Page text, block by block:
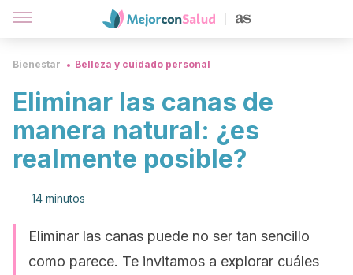
Bienestar Belleza y cuidado personal
Eliminar las canas de
manera natural: ¿es
realmente posible?
14 minutos
Eliminar las canas puede no ser tan sencillo
como parece. Te invitamos a explorar cuáles